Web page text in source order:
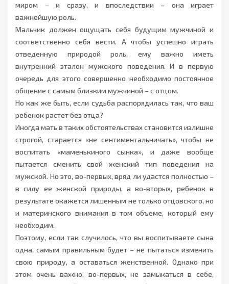
миром – и сразу, и впоследствии – она играет
важнейшую роль.
Мальчик должен ощущать себя будущим мужчиной и
соответственно себя вести. А чтобы успешно играть
отведенную природой роль, ему важно иметь
внутренний эталон мужского поведения. И в первую
очередь для этого совершенно необходимо постоянное
общение с самым близким мужчиной – с отцом.
Но как же быть, если судьба распорядилась так, что ваш
ребенок растет без отца?
Иногда мать в таких обстоятельствах становится излишне
строгой, старается «не сентиментальничать», чтобы не
воспитать «маменькиного сынка», и даже вообще
пытается сменить свой женский тип поведения на
мужской. Но это, во-первых, вряд ли удастся полностью –
в силу ее женской природы, а во-вторых, ребенок в
результате окажется лишенным не только отцовского, но
и материнского внимания в том объеме, который ему
необходим.
Поэтому, если так случилось, что вы воспитываете сына
одна, самым правильным будет – не пытаться изменить
свою природу, а оставаться женственной. Однако при
этом очень важно, во-первых, не замыкаться в себе,